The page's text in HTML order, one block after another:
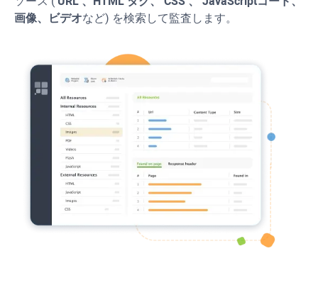
画像、ビデオなど) を検索して監査します。